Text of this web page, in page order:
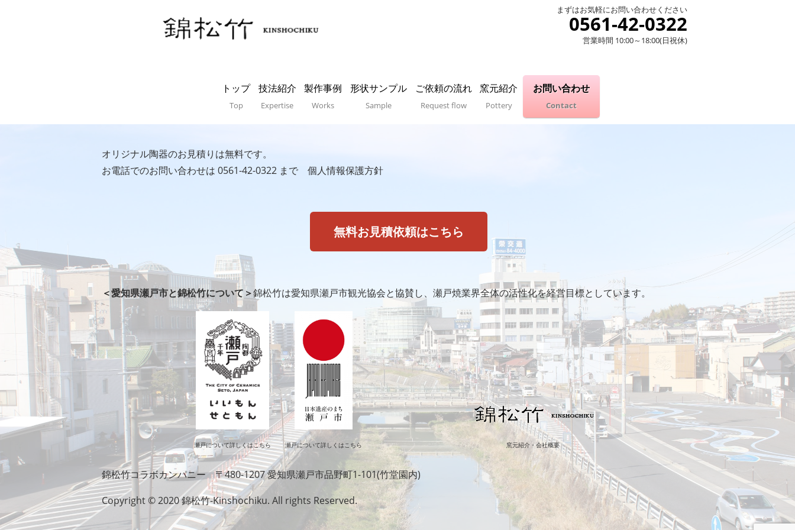
まずはお気軽にお問い合わせください
0561-42-0322
営業時間 10:00～18:00(日祝休)
トップ
Top
技法紹介
Expertise
製作事例
Works
形状サンプル
Sample
ご依頼の流れ
Request flow
窯元紹介
Pottery
お問い合わせ
Contact
オリジナル陶器のお見積りは無料です。
お電話でのお問い合わせは 0561-42-0322 まで 個人情報保護方針
無料お見積依頼はこちら
＜愛知県瀬戸市と錦松竹について＞錦松竹は愛知県瀬戸市観光協会と協賛し、瀬戸焼業界全体の活性化を経営目標としています。
瀬戸について詳しくはこちら 瀬戸について詳しくはこちら 窯元紹介・会社概要
錦松竹コラボカンパニー〒480-1207 愛知県瀬戸市品野町1-101(竹堂園内)
Copyright © 2020 錦松竹-Kinshochiku. All rights Reserved.